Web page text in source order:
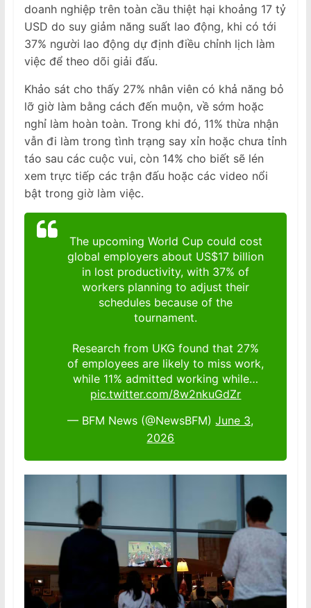
doanh nghiệp trên toàn cầu thiệt hại khoảng 17 tỷ
USD do suy giảm năng suất lao động, khi có tới
37% người lao động dự định điều chỉnh lịch làm
việc để theo dõi giải đấu.
Khảo sát cho thấy 27% nhân viên có khả năng bỏ
lỡ giờ làm bằng cách đến muộn, về sớm hoặc
nghỉ làm hoàn toàn. Trong khi đó, 11% thừa nhận
vẫn đi làm trong tình trạng say xỉn hoặc chưa tỉnh
táo sau các cuộc vui, còn 14% cho biết sẽ lén
xem trực tiếp các trận đấu hoặc các video nổi
bật trong giờ làm việc.
The upcoming World Cup could cost
global employers about US$17 billion
in lost productivity, with 37% of
workers planning to adjust their
schedules because of the
tournament.
Research from UKG found that 27%
of employees are likely to miss work,
while 11% admitted working while…
pic.twitter.com/8w2nkuGdZr
— BFM News (@NewsBFM)June 3,
2026